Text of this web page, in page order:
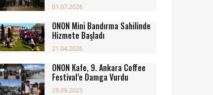
01.07.2026
ONON Mini Bandırma Sahilinde
Hizmete Başladı
21.04.2026
ONON Kafe, 9. Ankara Coffee
Festival’e Damga Vurdu
29.09.2025